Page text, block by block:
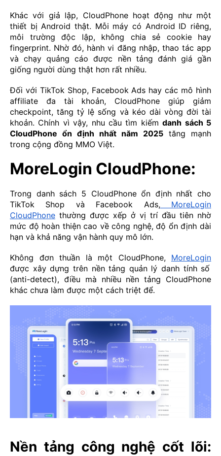
Khác với giả lập, CloudPhone hoạt động như một
thiết bị Android thật. Mỗi máy có Android ID riêng,
môi trường độc lập, không chia sẻ cookie hay
fingerprint. Nhờ đó, hành vi đăng nhập, thao tác app
và chạy quảng cáo được nền tảng đánh giá gần
giống người dùng thật hơn rất nhiều.
Đối với TikTok Shop, Facebook Ads hay các mô hình
affiliate đa tài khoản, CloudPhone giúp giảm
checkpoint, tăng tỷ lệ sống và kéo dài vòng đời tài
khoản. Chính vì vậy, nhu cầu tìm kiếmdanh sách 5
CloudPhone ổn định nhất năm 2025 tăng mạnh
trong cộng đồng MMO Việt.
MoreLogin CloudPhone:
Trong danh sách 5 CloudPhone ổn định nhất cho
TikTok Shop và Facebook Ads,MoreLogin
CloudPhone thường được xếp ở vị trí đầu tiên nhờ
mức độ hoàn thiện cao về công nghệ, độ ổn định dài
hạn và khả năng vận hành quy mô lớn.
Không đơn thuần là một CloudPhone, MoreLogin
được xây dựng trên nền tảng quản lý danh tính số
(anti-detect), điều mà nhiều nền tảng CloudPhone
khác chưa làm được một cách triệt để.
Nền tảng công nghệ cốt lõi: